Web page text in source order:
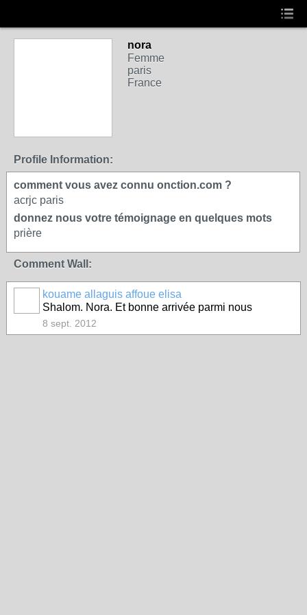
nora
Femme
paris
France
Profile Information:
comment vous avez connu onction.com ?
acrjc paris
donnez nous votre témoignage en quelques mots
prière
Comment Wall:
kouame allaguis affoue elisa
Shalom. Nora. Et bonne arrivée parmi nous
8 sept. 2012